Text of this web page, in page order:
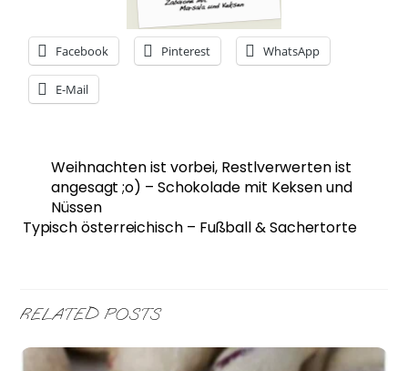
Facebook Pinterest WhatsApp
E-Mail
Weihnachten ist vorbei, Restlverwerten ist
angesagt ;o) – Schokolade mit Keksen und
Nüssen
Typisch österreichisch – Fußball & Sachertorte
RELATED POSTS